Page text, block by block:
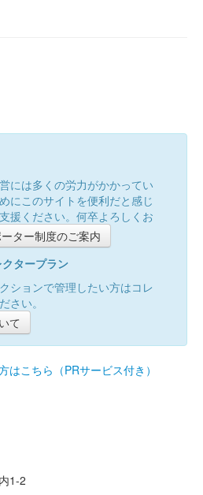
には多くの労力がかかってい
にこのサイトを便利だと感じ
援ください。何卒よろしくお
ター制度のご案内
タープラン
ションで管理したい方はコレ
さい。
て
こちら（PRサービス付き）
1-2